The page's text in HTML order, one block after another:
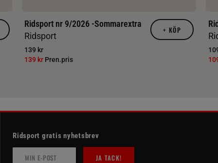
Ridsport nr 9/2026 -Sommarextra
Ridsport
139 kr
139 kr Pren.pris
+ KÖP
Ridsport gratis nyhetsbrev
JA TACK!